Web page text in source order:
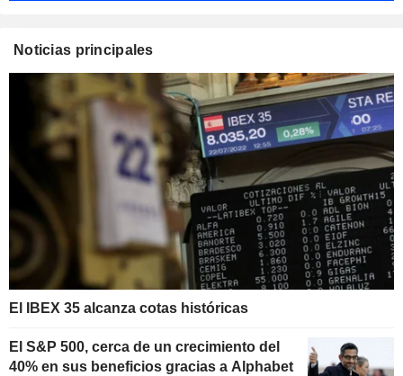
Noticias principales
El IBEX 35 alcanza cotas históricas
El S&P 500, cerca de un crecimiento del
40% en sus beneficios gracias a Alphabet